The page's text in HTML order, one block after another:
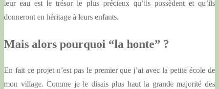
leur eau est le trésor le plus précieux qu’ils possèdent et qu’ils
donneront en héritage à leurs enfants.
Mais alors pourquoi “la honte” ?
En fait ce projet n’est pas le premier que j’ai avec la petite école de
mon village. Comme je le disais plus haut la grande majorité des